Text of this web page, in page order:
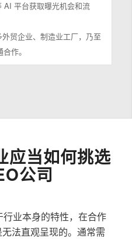
AI 平台获取曝光机会和流
贸企业、制造业工厂，乃至
作。
应当如何挑选
公司
业本身的特性，在合作
法直观呈现的。通常需